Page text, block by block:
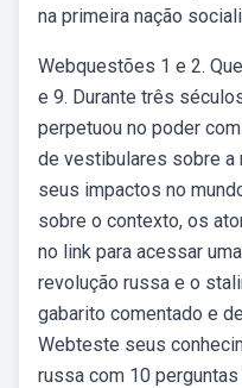
na primeira nação
Webquestões 1 e 2.
e 9. Durante três
perpetuou no poder
de vestibulares sobre a
seus impactos no
sobre o contexto, os
no link para acessar
revolução russa e o
gabarito comentado e
Webteste seus
russa com 10